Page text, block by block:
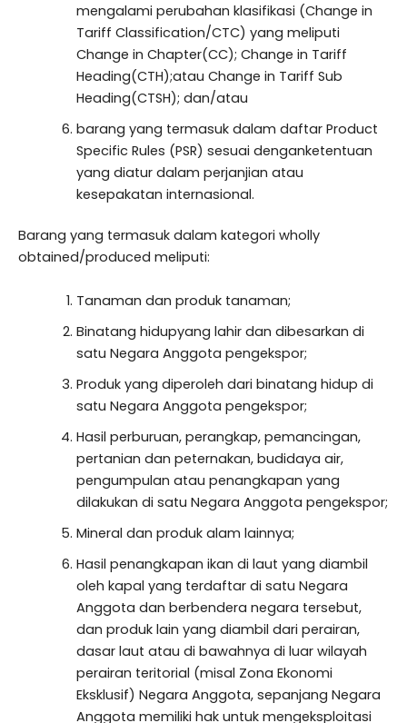
mengalami perubahan klasifikasi (Change in
Tariff Classification/CTC) yang meliputi
Change in Chapter(CC); Change in Tariff
Heading(CTH);atau Change in Tariff Sub
Heading(CTSH); dan/atau
barang yang termasuk dalam daftar Product
Specific Rules (PSR) sesuai denganketentuan
yang diatur dalam perjanjian atau
kesepakatan internasional.
Barang yang termasuk dalam kategori wholly
obtained/produced meliputi:
Tanaman dan produk tanaman;
Binatang hidupyang lahir dan dibesarkan di
satu Negara Anggota pengekspor;
Produk yang diperoleh dari binatang hidup di
satu Negara Anggota pengekspor;
Hasil perburuan, perangkap, pemancingan,
pertanian dan peternakan, budidaya air,
pengumpulan atau penangkapan yang
dilakukan di satu Negara Anggota pengekspor;
Mineral dan produk alam lainnya;
Hasil penangkapan ikan di laut yang diambil
oleh kapal yang terdaftar di satu Negara
Anggota dan berbendera negara tersebut,
dan produk lain yang diambil dari perairan,
dasar laut atau di bawahnya di luar wilayah
perairan teritorial (misal Zona Ekonomi
Eksklusif) Negara Anggota, sepanjang Negara
Anggota memiliki hak untuk mengeksploitasi